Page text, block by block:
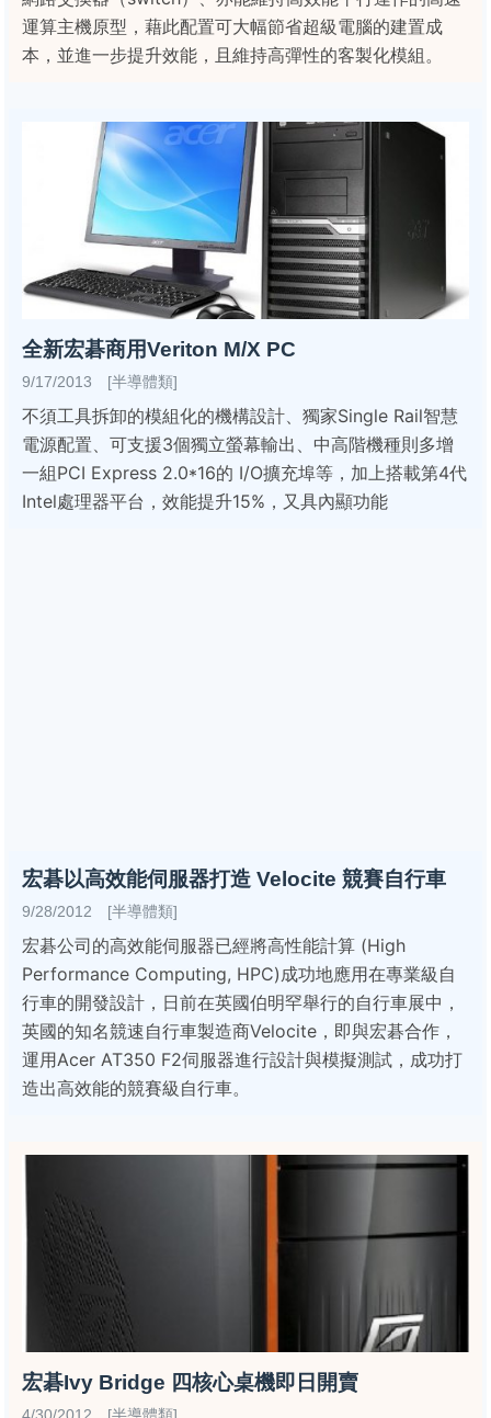
運算主機原型，藉此配置可大幅節省超級電腦的建置成
本，並進一步提升效能，且維持高彈性的客製化模組。
全新宏碁商用Veriton M/X PC
9/17/2013 [半導體類]
不須工具拆卸的模組化的機構設計、獨家Single Rail智慧
電源配置、可支援3個獨立螢幕輸出、中高階機種則多增
一組PCI Express 2.0*16的 I/O擴充埠等，加上搭載第4代
Intel處理器平台，效能提升15%，又具內顯功能
宏碁以高效能伺服器打造 Velocite 競賽自行車
9/28/2012 [半導體類]
宏碁公司的高效能伺服器已經將高性能計算 (High
Performance Computing, HPC)成功地應用在專業級自
行車的開發設計，日前在英國伯明罕舉行的自行車展中，
英國的知名競速自行車製造商Velocite，即與宏碁合作，
運用Acer AT350 F2伺服器進行設計與模擬測試，成功打
造出高效能的競賽級自行車。
宏碁Ivy Bridge 四核心桌機即日開賣